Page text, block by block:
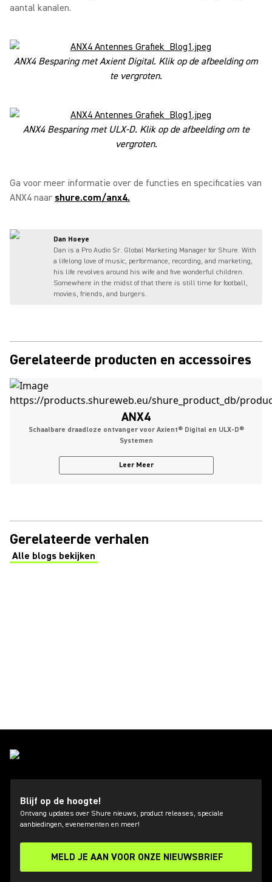
aantal kanalen.
ANX4 Besparing met Axient Digital. Klik op de afbeelding om
te vergroten.
ANX4 Besparing met ULX-D. Klik op de afbeelding om te
vergroten.
Ga voor meer informatie over de functies en specificaties van
ANX4 naar shure.com/anx4.
Dan Hoeye
Dan is a Pro Audio Sr. Global Marketing Manager for Shure. With
a lifelong love of music, performance, recording, and marketing,
his life revolves around his wife and five wonderful children.
Somewhere in the midst of that there is still time for football,
movies, friends, and burgers.
Gerelateerde producten en accessoires
ANX4
Schaalbare draadloze ontvanger voor Axient® Digital en ULX-D®
Systemen
Leer Meer
Gerelateerde verhalen
Alle blogs bekijken
(Opens in a new tab)
Blijf op de hoogte!
Ontvang updates over Shure nieuws, product releases, speciale
aanbiedingen, evenementen en meer!
MELD JE AAN VOOR ONZE NIEUWSBRIEF